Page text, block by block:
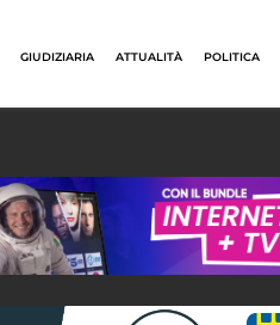
GIUDIZIARIA ATTUALITÀ POLITICA